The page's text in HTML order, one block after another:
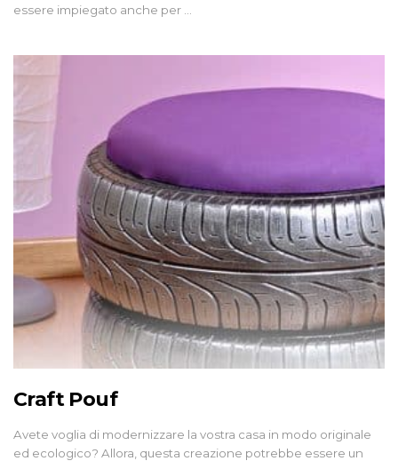
essere impiegato anche per …
Craft Pouf
Avete voglia di modernizzare la vostra casa in modo originale
ed ecologico? Allora, questa creazione potrebbe essere un